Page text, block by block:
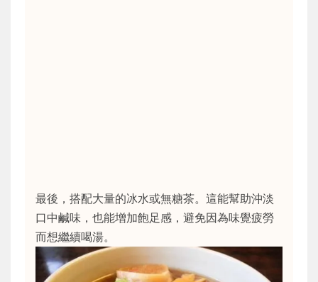
最後，搭配大量的冰水或無糖茶。這能幫助沖淡
口中鹹味，也能增加飽足感，避免因為味覺疲勞
而想繼續喝湯。